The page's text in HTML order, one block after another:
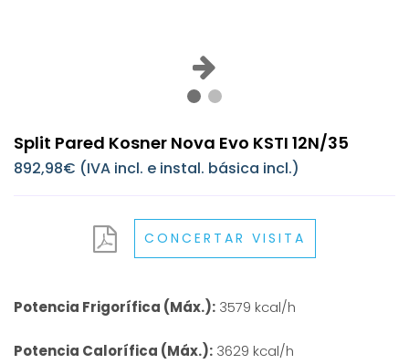
Split Pared Kosner Nova Evo KSTI 12N/35
892,98€ (IVA incl. e instal. básica incl.)
CONCERTAR VISITA
Potencia Frigorífica (Máx.): 3579 kcal/h
Potencia Calorífica (Máx.): 3629 kcal/h